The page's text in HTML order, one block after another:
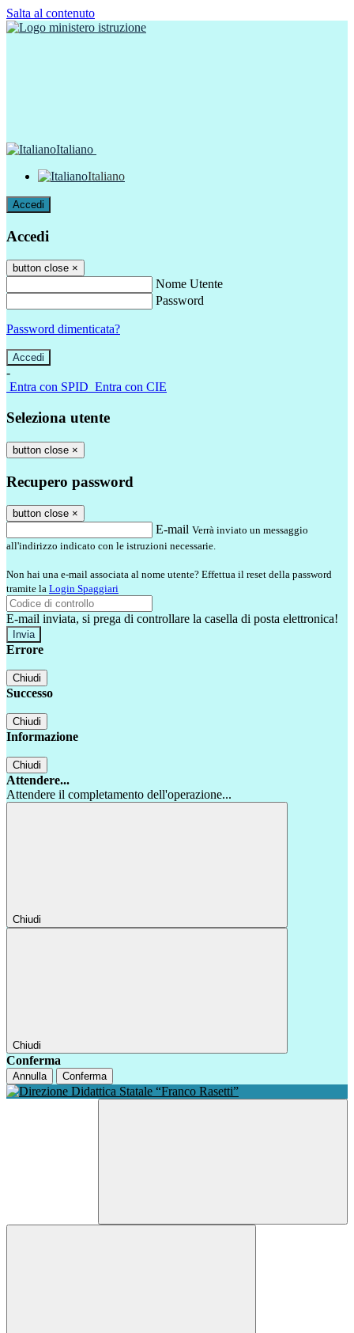
Salta al contenuto
Italiano
Italiano
Accedi
Accedi
button close ×
Nome Utente
Password
Password dimenticata?
-
Entra con SPID Entra con CIE
Seleziona utente
button close ×
Recupero password
button close ×
E-mail Verrà inviato un messaggio
all'indirizzo indicato con le istruzioni necessarie.
Non hai una e-mail associata al nome utente? Effettua il reset della password
tramite la Login Spaggiari
E-mail inviata, si prega di controllare la casella di posta elettronica!
Errore
Chiudi
Successo
Chiudi
Informazione
Chiudi
Attendere...
Attendere il completamento dell'operazione...
Chiudi
Chiudi
Conferma
Annulla Conferma